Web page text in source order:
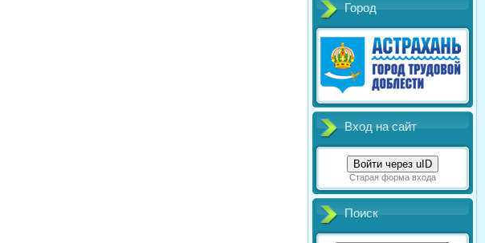
Город
Вход на сайт
Войти через uID
Старая форма входа
Поиск